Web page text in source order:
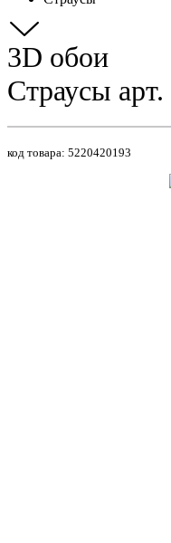
3D обои
Страусы
код товара: 5220420193